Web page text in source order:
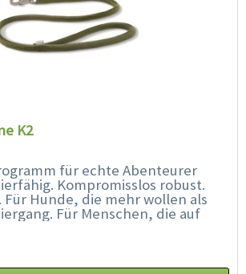
K2
für echte Abenteurer
Kompromisslos robust.
Für Hunde, die mehr wollen als
Für Menschen, die auf
WOLTERS...